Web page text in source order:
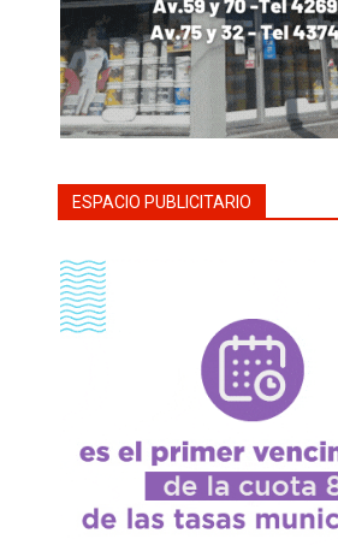
ESPACIO PUBLICITARIO